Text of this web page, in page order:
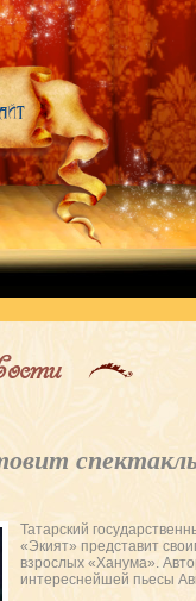
Татарский
«Экият» представит
взрослых «Ханума».
интереснейшей пьесы